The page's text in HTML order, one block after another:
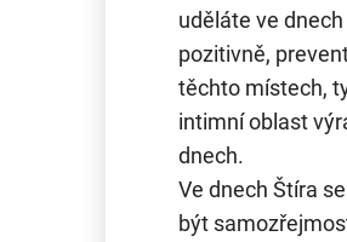
uděláte ve
pozitivně,
těchto místech,
intimní oblast
dnech.
Ve dnech Štíra
být